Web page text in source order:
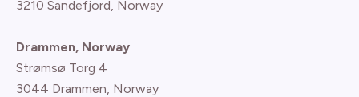
3210 Sandefjord, Norway
Drammen, Norway
Strømsø Torg 4
3044 Drammen, Norway